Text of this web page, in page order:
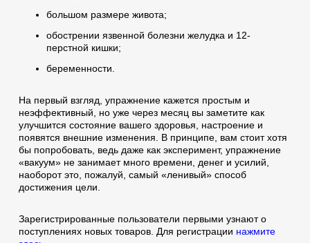
большом размере живота;
обострении язвенной болезни желудка и 12-
перстной кишки;
беременности.
На первый взгляд, упражнение кажется простым и
неэффективный, но уже через месяц вы заметите как
улучшится состояние вашего здоровья, настроение и
появятся внешние изменения. В принципе, вам стоит хотя
бы попробовать, ведь даже как эксперимент, упражнение
«вакуум» не занимает много времени, денег и усилий,
наоборот это, пожалуй, самый «ленивый» способ
достижения цели.
Зарегистрированные пользователи первыми узнают о
поступлениях новых товаров. Для регистрации нажмите